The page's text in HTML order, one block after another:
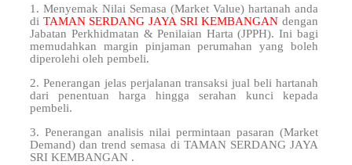
1. Menyemak Nilai Semasa (Market Value) hartanah anda
di TAMAN SERDANG JAYA SRI KEMBANGAN dengan
Jabatan Perkhidmatan & Penilaian Harta (JPPH). Ini bagi
memudahkan margin pinjaman perumahan yang boleh
diperolehi oleh pembeli.
2. Penerangan jelas perjalanan transaksi jual beli hartanah
dari penentuan harga hingga serahan kunci kepada
pembeli.
3. Penerangan analisis nilai permintaan pasaran (Market
Demand) dan trend semasa di TAMAN SERDANG JAYA
SRI KEMBANGAN .